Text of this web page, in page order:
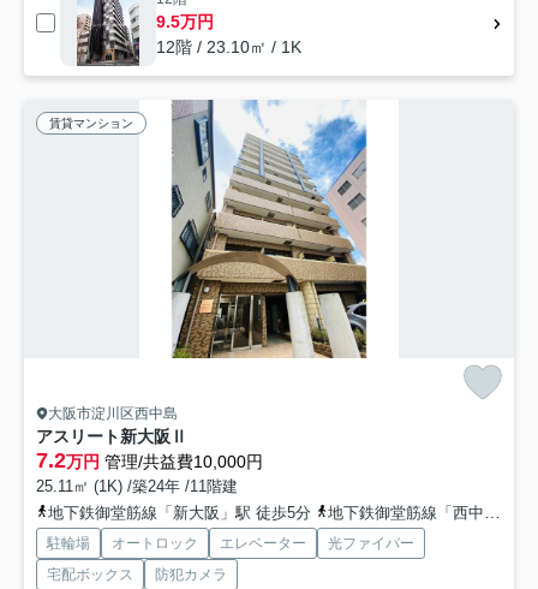
9.5万円
12階 / 23.10㎡ / 1K
賃貸マンション
大阪市淀川区西中島
アスリート新大阪Ⅱ
7.2万円 管理/共益費10,000円
25.11㎡ (1K) /築24年 /11階建
地下鉄御堂筋線「新大阪」駅 徒歩5分
地下鉄御堂筋線「西中島南方」駅 徒歩6分
駐輪場 オートロック エレベーター
光ファイバー
宅配ボックス
防犯カメラ